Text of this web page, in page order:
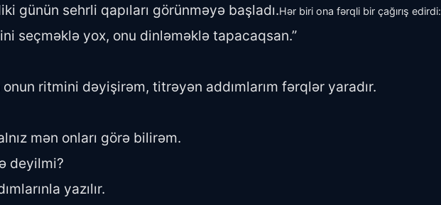
günün sehrli qapıları görünməyə başladı.Hər biri ona fərqli bir çağırış edirdi:
seçməklə yox, onu dinləməklə tapacaqsan.”
ritmini dəyişirəm, titrəyən addımlarım fərqlər yaradır.
mən onları görə bilirəm.
deyilmi?
yazılır.